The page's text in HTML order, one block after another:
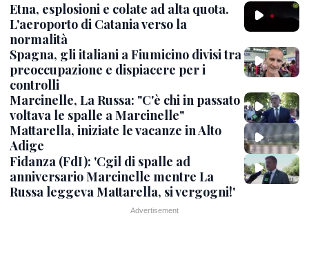
Etna, esplosioni e colate ad alta quota.
L'aeroporto di Catania verso la
normalità
Spagna, gli italiani a Fiumicino divisi tra
preoccupazione e dispiacere per i
controlli
Marcinelle, La Russa: "C'è chi in passato
voltava le spalle a Marcinelle"
Mattarella, iniziate le vacanze in Alto
Adige
Fidanza (FdI): 'Cgil di spalle ad
anniversario Marcinelle mentre La
Russa leggeva Mattarella, si vergogni!'